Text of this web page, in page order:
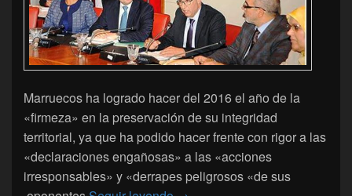
Marruecos ha logrado hacer del 2016 el año de la
«firmeza» en la preservación de su integridad
territorial, ya que ha podido hacer frente con rigor a las
«declaraciones engañosas» a las «acciones
irresponsables» y «derrapes peligrosos «de sus